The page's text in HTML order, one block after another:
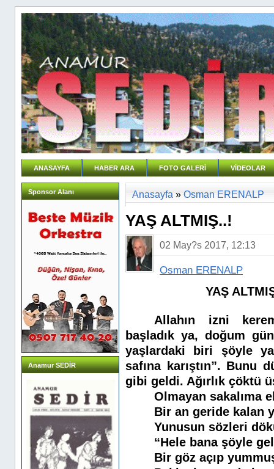
ANASAYFA HABER ARA FOTO GALERİ VİDEOLAR
Sponsor Alanı
Anamur SEDİR
Anasayfa » Osman ERENALP
YAŞ ALTMIŞ..!
02 May?s 2017, 12:13
Osman ERENALP
YAŞ
Allahın izni
başladık ya, doğum
yaşlardaki biri şöyle
safına karıştın”. Bunu
gibi geldi. Ağırlık çöktü
Olmayan sakalıma
Bir an geride kalan
Yunusun sözleri
“Hele bana şöyle
Bir göz açıp